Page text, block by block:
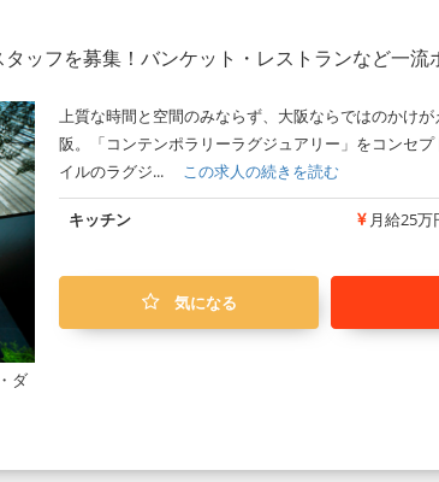
ッフを募集！バンケット・レストランなど一
ダ
上質な時間と空間のみならず、大阪ならではのかけ
阪。「コンテンポラリーラグジュアリー」をコンセ
イルのラグジ... この求人の続きを読む
キッチン 月給25万
気になる